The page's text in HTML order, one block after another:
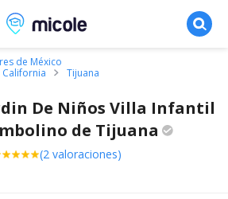
Micole, buscador de colegios
de México
California
Tijuana
De Niños Villa Infantil
de Tijuana
(2 valoraciones)